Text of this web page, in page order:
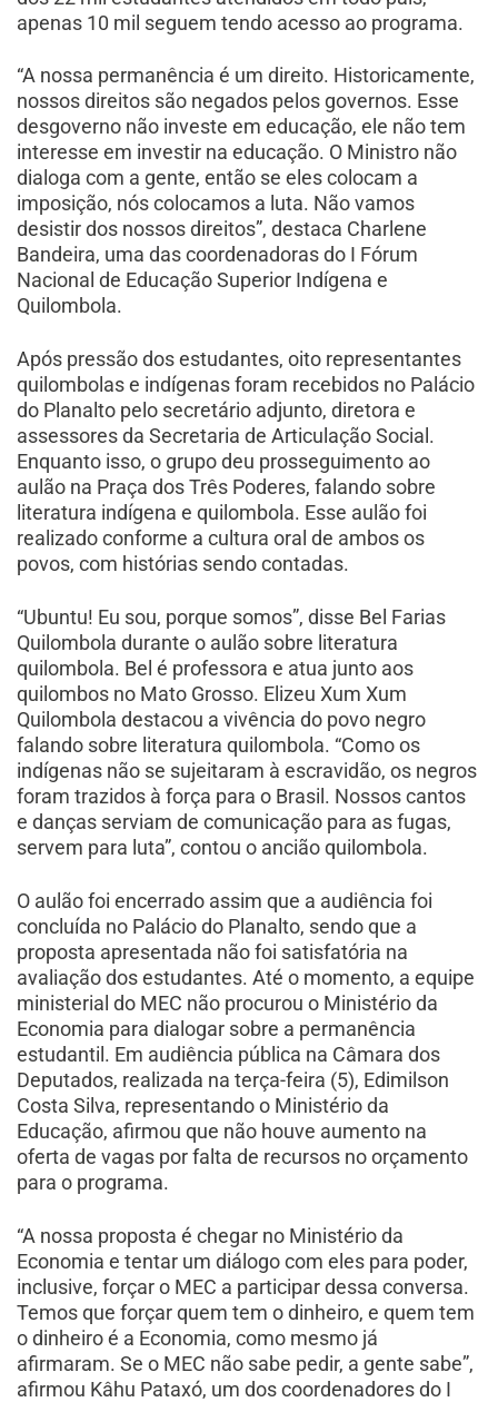
apenas 10 mil seguem tendo acesso ao programa.
“A nossa permanência é um direito. Historicamente,
nossos direitos são negados pelos governos. Esse
desgoverno não investe em educação, ele não tem
interesse em investir na educação. O Ministro não
dialoga com a gente, então se eles colocam a
imposição, nós colocamos a luta. Não vamos
desistir dos nossos direitos”, destaca Charlene
Bandeira, uma das coordenadoras do I Fórum
Nacional de Educação Superior Indígena e
Quilombola.
Após pressão dos estudantes, oito representantes
quilombolas e indígenas foram recebidos no Palácio
do Planalto pelo secretário adjunto, diretora e
assessores da Secretaria de Articulação Social.
Enquanto isso, o grupo deu prosseguimento ao
aulão na Praça dos Três Poderes, falando sobre
literatura indígena e quilombola. Esse aulão foi
realizado conforme a cultura oral de ambos os
povos, com histórias sendo contadas.
“Ubuntu! Eu sou, porque somos”, disse Bel Farias
Quilombola durante o aulão sobre literatura
quilombola. Bel é professora e atua junto aos
quilombos no Mato Grosso. Elizeu Xum Xum
Quilombola destacou a vivência do povo negro
falando sobre literatura quilombola. “Como os
indígenas não se sujeitaram à escravidão, os negros
foram trazidos à força para o Brasil. Nossos cantos
e danças serviam de comunicação para as fugas,
servem para luta”, contou o ancião quilombola.
O aulão foi encerrado assim que a audiência foi
concluída no Palácio do Planalto, sendo que a
proposta apresentada não foi satisfatória na
avaliação dos estudantes. Até o momento, a equipe
ministerial do MEC não procurou o Ministério da
Economia para dialogar sobre a permanência
estudantil. Em audiência pública na Câmara dos
Deputados, realizada na terça-feira (5), Edimilson
Costa Silva, representando o Ministério da
Educação, afirmou que não houve aumento na
oferta de vagas por falta de recursos no orçamento
para o programa.
“A nossa proposta é chegar no Ministério da
Economia e tentar um diálogo com eles para poder,
inclusive, forçar o MEC a participar dessa conversa.
Temos que forçar quem tem o dinheiro, e quem tem
o dinheiro é a Economia, como mesmo já
afirmaram. Se o MEC não sabe pedir, a gente sabe”,
afirmou Kâhu Pataxó, um dos coordenadores do I